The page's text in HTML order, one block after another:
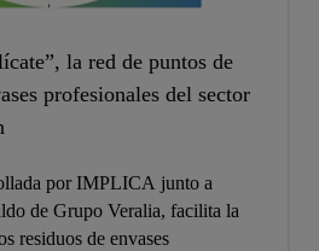
la red de puntos de
profesionales del sector
por IMPLICA junto a
de Grupo Veralia, facilita la
residuos de envases